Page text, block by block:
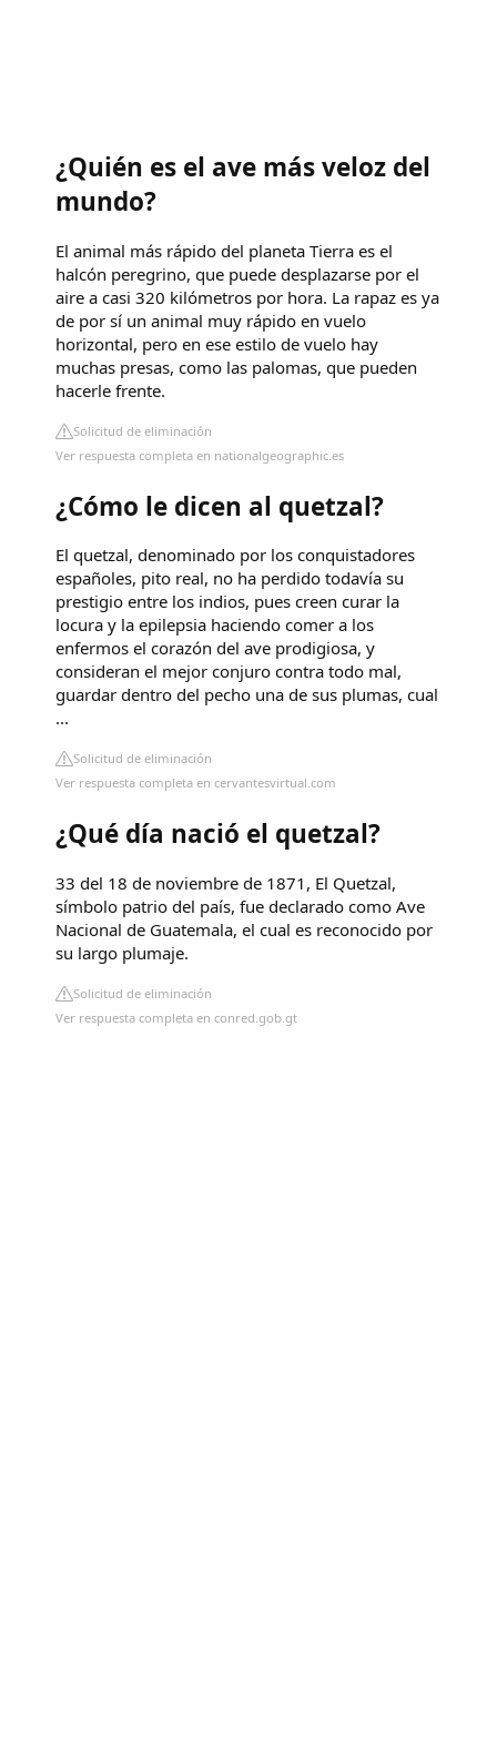
¿Quién es el ave más veloz del
mundo?
El animal más rápido del planeta Tierra es el
halcón peregrino, que puede desplazarse por el
aire a casi 320 kilómetros por hora. La rapaz es ya
de por sí un animal muy rápido en vuelo
horizontal, pero en ese estilo de vuelo hay
muchas presas, como las palomas, que pueden
hacerle frente.
Solicitud de eliminación
Ver respuesta completa en nationalgeographic.es
¿Cómo le dicen al quetzal?
El quetzal, denominado por los conquistadores
españoles, pito real, no ha perdido todavía su
prestigio entre los indios, pues creen curar la
locura y la epilepsia haciendo comer a los
enfermos el corazón del ave prodigiosa, y
consideran el mejor conjuro contra todo mal,
guardar dentro del pecho una de sus plumas, cual
...
Solicitud de eliminación
Ver respuesta completa en cervantesvirtual.com
¿Qué día nació el quetzal?
33 del 18 de noviembre de 1871, El Quetzal,
símbolo patrio del país, fue declarado como Ave
Nacional de Guatemala, el cual es reconocido por
su largo plumaje.
Solicitud de eliminación
Ver respuesta completa en conred.gob.gt